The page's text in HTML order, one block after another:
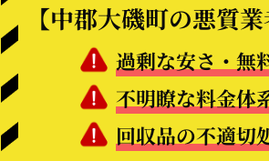
【中郡大磯町の悪質業
過剰な安さ・無
不明瞭な料金体
回収品の不適切